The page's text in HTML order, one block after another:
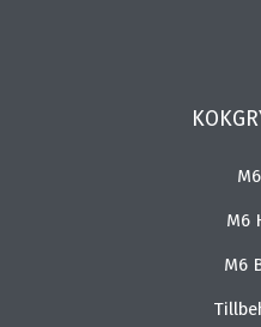
M6
M6
M6